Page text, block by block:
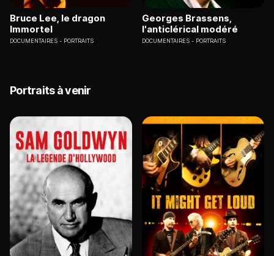
Bruce Lee, le dragon
Immortel
DOCUMENTAIRES PORTRAITS
Georges Brassens,
l'anticlérical modéré
DOCUMENTAIRES PORTRAITS
Portraits à venir